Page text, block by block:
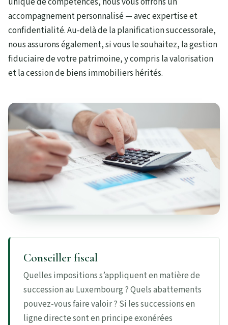
accompagnement personnalisé — avec expertise et
confidentialité. Au-delà de la planification successorale,
nous assurons également, si vous le souhaitez, la gestion
fiduciaire de votre patrimoine, y compris la valorisation
et la cession de biens immobiliers hérités.
Conseiller fiscal
Quelles impositions s’appliquent en matière de
succession au Luxembourg ? Quels abattements
pouvez-vous faire valoir ? Si les successions en
ligne directe sont en principe exonérées